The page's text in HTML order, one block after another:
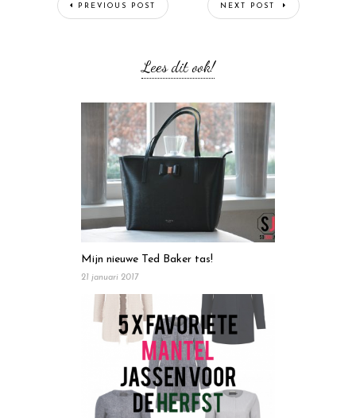
PREVIOUS POST NEXT POST
Lees dit ook!
Mijn nieuwe Ted Baker tas!
21 januari 2017